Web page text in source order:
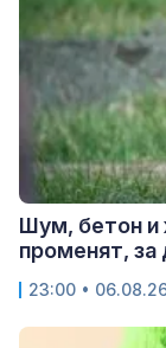
Шум, бетон и
променят,
23:00 •